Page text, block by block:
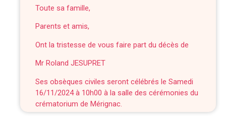
Toute sa famille,
Parents et amis,
Ont la tristesse de vous faire part du décès de
Mr Roland JESUPRET
Ses obsèques civiles seront célébrés le Samedi
16/11/2024 à 10h00 à la salle des cérémonies du
crématorium de Mérignac.